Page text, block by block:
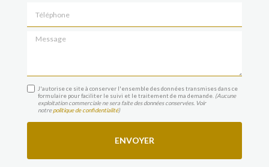
Message
J'autorise ce site à conserver l'ensemble des données transmises dans ce
formulaire pour faciliter le suivi et le traitement de ma demande. (Aucune
exploitation commerciale ne sera faite des données conservées. Voir
notrepolitique de confidentialité)